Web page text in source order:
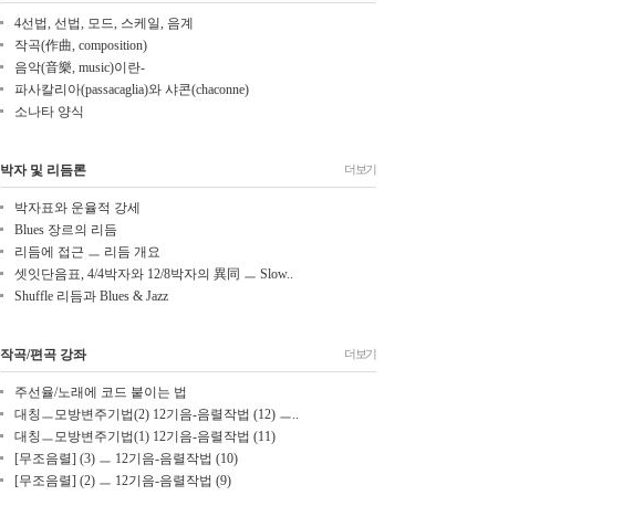
4선법, 선법, 모드, 스케일, 음계
작곡(作曲, composition)
음악(音樂, music)이란-
파사칼리아(passacaglia)와 샤콘(chaconne)
소나타 양식
박자 및 리듬론 더보기
박자표와 운율적 강세
Blues 장르의 리듬
리듬에 접근 ㅡ 리듬 개요
셋잇단음표, 4/4박자와 12/8박자의 異同 ㅡ Slow..
Shuffle 리듬과 Blues & Jazz
작곡/편곡 강좌 더보기
주선율/노래에 코드 붙이는 법
대칭ㅡ모방변주기법(2) 12기음-음렬작법 (12) ㅡ..
대칭ㅡ모방변주기법(1) 12기음-음렬작법 (11)
[무조음렬] (3) ㅡ 12기음-음렬작법 (10)
[무조음렬] (2) ㅡ 12기음-음렬작법 (9)